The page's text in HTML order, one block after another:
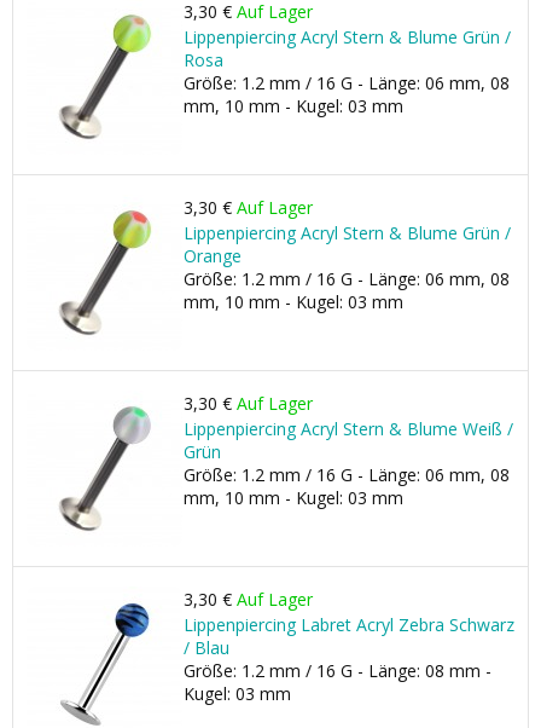
3,30 € Auf Lager
Lippenpiercing Acryl Stern & Blume Grün /
Rosa
Größe: 1.2 mm / 16 G - Länge: 06 mm, 08
mm, 10 mm - Kugel: 03 mm
3,30 € Auf Lager
Lippenpiercing Acryl Stern & Blume Grün /
Orange
Größe: 1.2 mm / 16 G - Länge: 06 mm, 08
mm, 10 mm - Kugel: 03 mm
3,30 € Auf Lager
Lippenpiercing Acryl Stern & Blume Weiß /
Grün
Größe: 1.2 mm / 16 G - Länge: 06 mm, 08
mm, 10 mm - Kugel: 03 mm
3,30 € Auf Lager
Lippenpiercing Labret Acryl Zebra Schwarz
/ Blau
Größe: 1.2 mm / 16 G - Länge: 08 mm -
Kugel: 03 mm